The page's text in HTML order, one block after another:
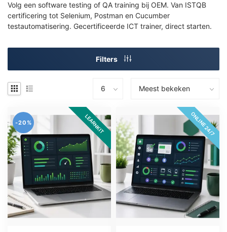
Volg een software testing of QA training bij OEM. Van ISTQB
certificering tot Selenium, Postman en Cucumber
testautomatisering. Gecertificeerde ICT trainer, direct starten.
Filters
LEARNKIT
-20% ONLINE 24/7